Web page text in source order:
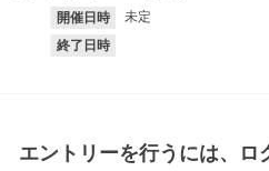
開催日時
未定
終了日時
エントリーを行うには、ロ